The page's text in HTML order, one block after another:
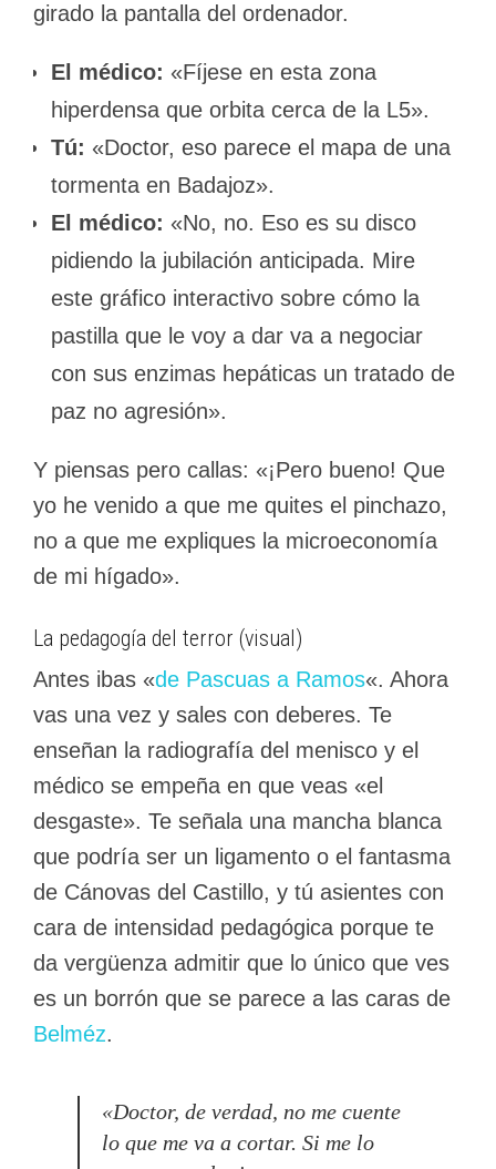
girado la pantalla del ordenador.
El médico: «Fíjese en esta zona
hiperdensa que orbita cerca de la L5».
Tú: «Doctor, eso parece el mapa de una
tormenta en Badajoz».
El médico: «No, no. Eso es su disco
pidiendo la jubilación anticipada. Mire
este gráfico interactivo sobre cómo la
pastilla que le voy a dar va a negociar
con sus enzimas hepáticas un tratado de
paz no agresión».
Y piensas pero callas: «¡Pero bueno! Que
yo he venido a que me quites el pinchazo,
no a que me expliques la microeconomía
de mi hígado».
La pedagogía del terror (visual)
Antes ibas «de Pascuas a Ramos«. Ahora
vas una vez y sales con deberes. Te
enseñan la radiografía del menisco y el
médico se empeña en que veas «el
desgaste». Te señala una mancha blanca
que podría ser un ligamento o el fantasma
de Cánovas del Castillo, y tú asientes con
cara de intensidad pedagógica porque te
da vergüenza admitir que lo único que ves
es un borrón que se parece a las caras de
Belméz.
«Doctor, de verdad, no me cuente
lo que me va a cortar. Si me lo